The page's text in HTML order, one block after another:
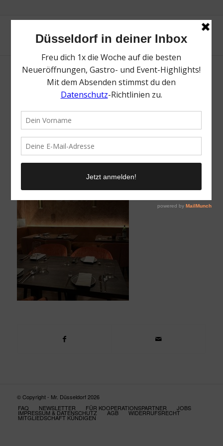
Restaurant Celia | Die besten
Foto: Mr. Düsseldorf
© Copyright - Mr. Düsseldorf 2026
FAQ
NEWSLETTER FÜR KOOPERATIONSPARTNER JOBS
IMPRESSUM & DATENSCHUTZ AGB WIDERRUFSRECHT
MITGLIEDSCHAFT KÜNDIGEN